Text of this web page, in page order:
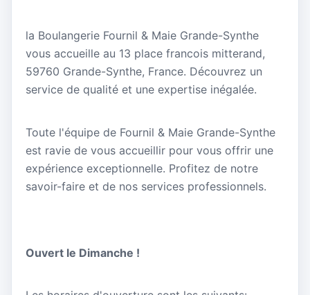
la Boulangerie Fournil & Maie Grande-Synthe
vous accueille au 13 place francois mitterand,
59760 Grande-Synthe, France. Découvrez un
service de qualité et une expertise inégalée.
Toute l'équipe de Fournil & Maie Grande-Synthe
est ravie de vous accueillir pour vous offrir une
expérience exceptionnelle. Profitez de notre
savoir-faire et de nos services professionnels.
Ouvert le Dimanche !